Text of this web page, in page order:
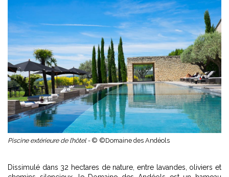
Piscine extérieure de l’hôtel - © ©Domaine des Andéols
Dissimulé dans 32 hectares de nature, entre lavandes, oliviers et